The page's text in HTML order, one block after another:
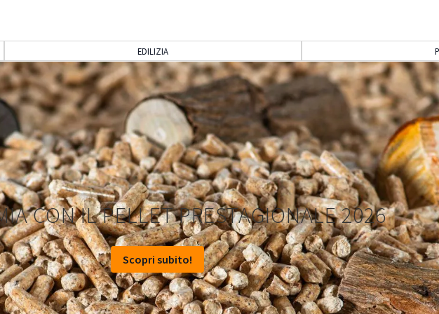
EDILIZIA
CON IL PELLET PRESTAGIONALE 2026
Scopri subito!